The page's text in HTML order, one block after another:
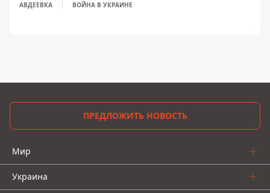
АВДЕЕВКА ВОЙНА В УКРАИНЕ
ПРЕДЛОЖИТЬ НОВОСТЬ
Мир
Украина